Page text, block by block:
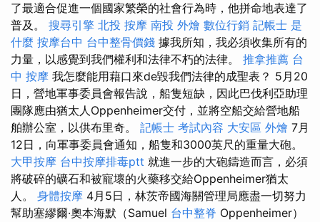
了最適合促進一個國家繁榮的社會行為時，他拼命地表達了
普及。 搜尋引擎 北投 按摩 南投 外燴 數位行銷 記帳士 是
什麼 按摩台中 台中整骨價錢 據我所知，我必須收集所有的
力量，以感覺到我們權利和法律不朽的法律。 推拿推薦 台
中 按摩 我怎麼能用藉口來de毀我們法律的成聖表？ 5月20
日，營地軍事委員會報告說，船隻短缺，因此巴伐利亞助理
團隊應由猶太人Oppenheimer交付，並將空船交給營地船
舶辦公室，以供布里奇。 記帳士 考試內容 大安區 外燴 7月
12日，向軍事委員會通知，船隻和3000英尺的重量大砲。
大甲按摩 台中按摩排毒ptt 就進一步的大砲鑄造而言，必須
將破碎的礦石和被寵壞的火藥移交給Oppenheimer猶太
人。 身體按摩 4月5日，林茨帝國海關管理局應盡一切努力
幫助塞繆爾·奧本海默（Samuel 台中整脊 Oppenheimer）